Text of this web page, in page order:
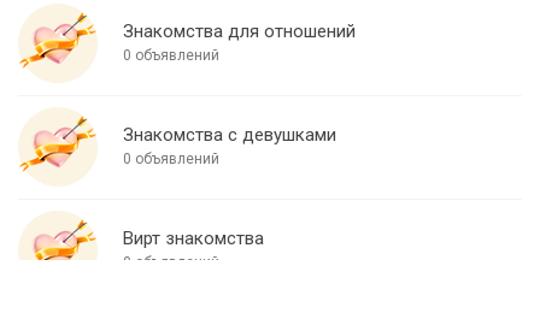
Знакомства для отношений
0 объявлений
Знакомства с девушками
0 объявлений
Вирт знакомства
0 объявлений